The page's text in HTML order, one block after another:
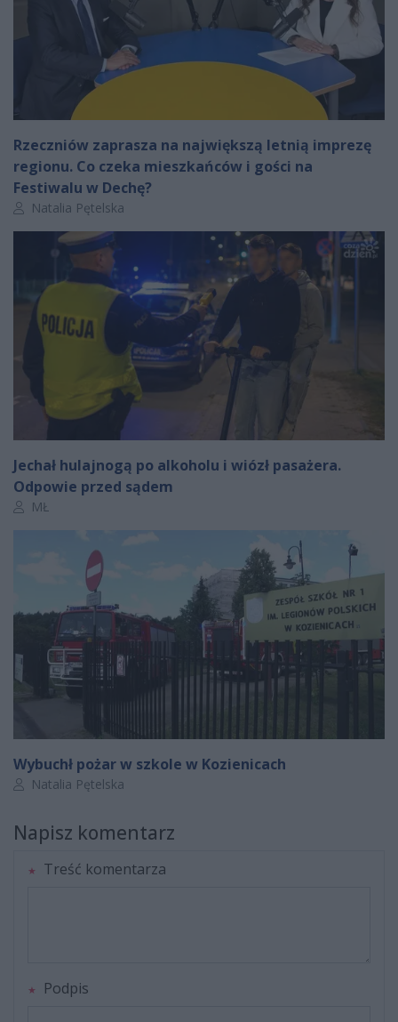
Rzeczniów zaprasza na największą letnią imprezę
regionu. Co czeka mieszkańców i gości na
Festiwalu w Dechę?
Autor artykułu:
Natalia Pętelska
Jechał hulajnogą po alkoholu i wiózł pasażera.
Odpowie przed sądem
Autor artykułu:
MŁ
Wybuchł pożar w szkole w Kozienicach
Autor artykułu:
Natalia Pętelska
Napisz komentarz
Treść komentarza
Podpis